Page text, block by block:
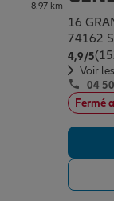
Transmission
Changer de
Départ à la
Préparer
Assurance
Assurance
Le Pack
Garantie
Professionnels
Allianz en France
8.97 km
16
74162
4,9/5Note
Voir
04
Fermé